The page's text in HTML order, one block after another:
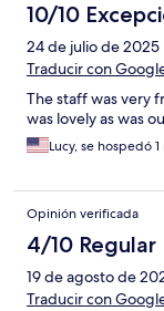
10/10
24 de julio de 2025
Traducir con
The staff was very
was lovely as was
Lucy, se hospedó
Opinión verificada
4/10 Regular
19 de agosto de
Traducir con